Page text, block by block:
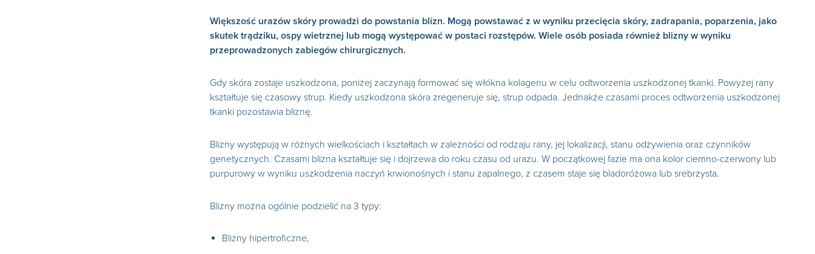
Większość urazów skóry prowadzi do powstania blizn. Mogą powstawać z w wyniku przecięcia skóry, zadrapania, poparzenia, jako
skutek trądziku, ospy wietrznej lub mogą występować w postaci rozstępów. Wiele osób posiada również blizny w wyniku
przeprowadzonych zabiegów chirurgicznych.
Gdy skóra zostaje uszkodzona, poniżej zaczynają formować się włókna kolagenu w celu odtworzenia uszkodzonej tkanki. Powyżej rany
kształtuje się czasowy strup. Kiedy uszkodzona skóra zregeneruje się, strup odpada. Jednakże czasami proces odtworzenia uszkodzonej
tkanki pozostawia bliznę.
Blizny występują w różnych wielkościach i kształtach w zależności od rodzaju rany, jej lokalizacji, stanu odżywienia oraz czynników
genetycznych. Czasami blizna kształtuje się i dojrzewa do roku czasu od urazu. W początkowej fazie ma ona kolor ciemno-czerwony lub
purpurowy w wyniku uszkodzenia naczyń krwionośnych i stanu zapalnego, z czasem staje się bladoróżowa lub srebrzysta.
Blizny można ogólnie podzielić na 3 typy:
Blizny hipertroficzne,